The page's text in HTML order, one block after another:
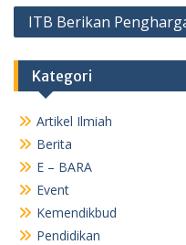
ITB Berikan
Kategori
Artikel Ilmiah
Berita
E – BARA
Event
Kemendikbud
Pendidikan